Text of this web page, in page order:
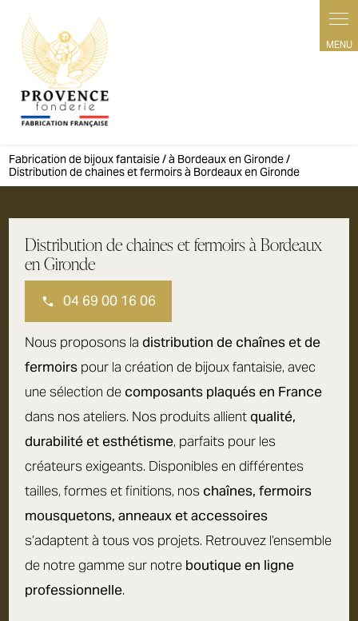
Fabrication de bijoux fantaisie / à Bordeaux en Gironde /
Distribution de chaines et fermoirs à Bordeaux en Gironde
Distribution de chaines et fermoirs à Bordeaux
en Gironde
04 69 00 16 06
Nous proposons ladistribution de chaînes et de
fermoirs pour la création de bijoux fantaisie, avec
une sélection de composants plaqués en France
dans nos ateliers. Nos produits allientqualité,
durabilité et esthétisme, parfaits pour les
créateurs exigeants. Disponibles en différentes
tailles, formes et finitions, nos chaînes, fermoirs
mousquetons, anneaux et accessoires
s’adaptent à tous vos projets. Retrouvez l’ensemble
de notre gamme sur notre boutique en ligne
professionnelle.